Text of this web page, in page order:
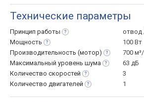
Технические параметры
Принцип работы
отвод
Мощность
100 Вт
Производительность (мотор)
700
Максимальный уровень шума
63 дБ
Количество скоростей
3
Количество двигателей 1